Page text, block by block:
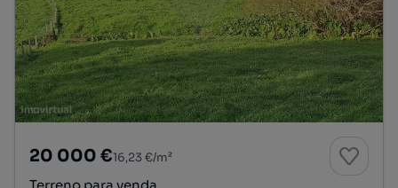
20 000 €16,23 €/m²